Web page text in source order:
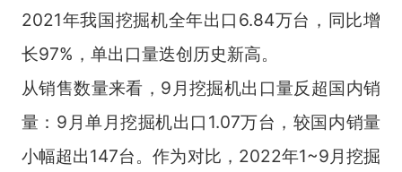
2021年我国挖掘机全年出口6.84万台，同比增
长97%，单出口量迭创历史新高。
从销售数量来看，9月挖掘机出口量反超国内销
量：9月单月挖掘机出口1.07万台，较国内销量
小幅超出147台。作为对比，2022年1~9月挖掘